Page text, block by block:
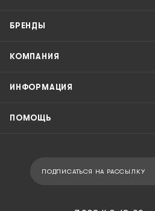
БРЕНДЫ
КОМПАНИЯ
ИНФОРМАЦИЯ
ПОМОЩЬ
ПОДПИСАТЬСЯ НА РАССЫЛКУ